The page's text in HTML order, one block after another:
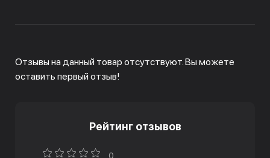
Отзывы на данный товар отсутствуют. Вы можете
оставить первый отзыв!
Рейтинг отзывов
0